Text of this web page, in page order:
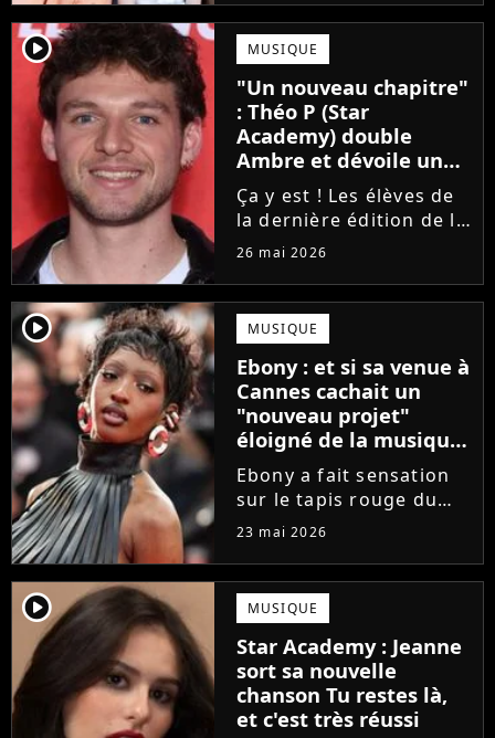
dernière minute pour
des raisons de santé, ne
sera finalement pas
reprogrammé.
player2 MUSIQUE
"Un nouveau chapitre"
: Théo P (Star
Academy) double
Ambre et dévoile un
premier extrait de son
single
Ça y est ! Les élèves de
la dernière édition de la
Star Academy
publier leurs singles et
c'est Théo P qui sera le
prochain à faire le
grand saut. Découvrez
un extrait...
26 mai 2026
player2 MUSIQUE
Ebony : et si sa venue à
Cannes cachait un
"nouveau projet"
éloigné de la musique
?
Ebony a fait sensation
sur le tapis rouge du
Festival de Cannes 2026.
un "nouveau projet" en
lien avec... le cinéma ?
La finaliste de la Star
Academy divulgue...
23 mai 2026
player2 MUSIQUE
Star Academy : Jeanne
sort sa nouvelle
chanson Tu restes là,
et c'est très réussi